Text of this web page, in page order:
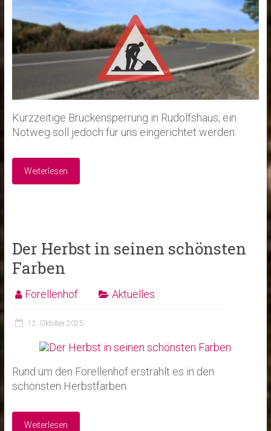
Kurzzeitige Brückensperrung in Rudolfshaus, ein
Notweg soll jedoch für uns eingerichtet werden.
Weiterlesen
Der Herbst in seinen schönsten
Farben
Forellenhof Aktuelles
12. Oktober 2025
Rund um den Forellenhof erstrahlt es in den
schönsten Herbstfarben.
Weiterlesen